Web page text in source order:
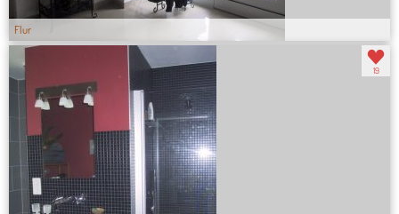
Flur
19